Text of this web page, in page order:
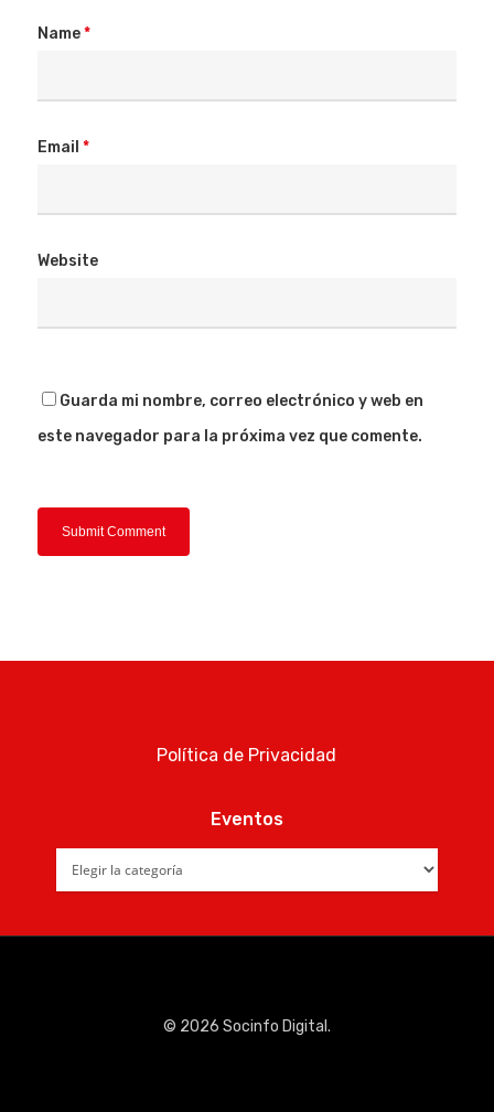
Name*
Email *
Website
Guarda mi nombre, correo electrónico y web en
este navegador para la próxima vez que comente.
Política de Privacidad
Eventos
© 2026 Socinfo Digital.